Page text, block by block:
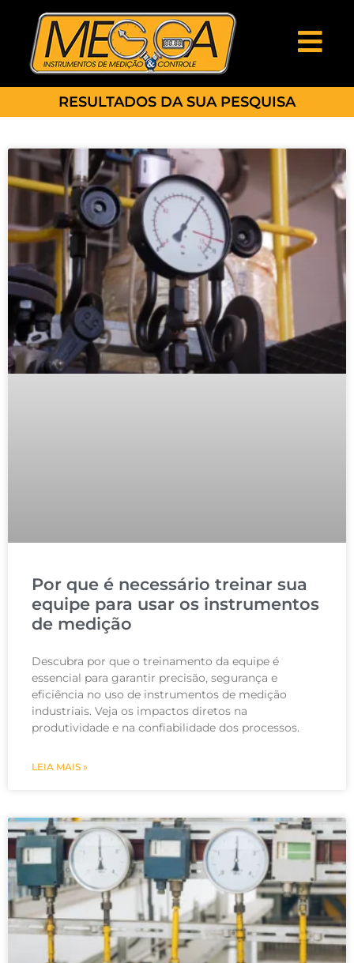
RESULTADOS DA SUA PESQUISA
Por que é necessário treinar sua
equipe para usar os instrumentos
de medição
Descubra por que o treinamento da equipe é
essencial para garantir precisão, segurança e
eficiência no uso de instrumentos de medição
industriais. Veja os impactos diretos na
produtividade e na confiabilidade dos processos.
LEIA MAIS »